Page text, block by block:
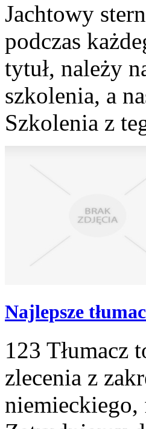
Jachtowy
podczas
tytuł, należy
szkolenia, a
Szkolenia z
Najlepsze
123 Tłumacz
zlecenia z
niemieckiego,